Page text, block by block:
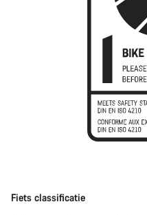
Fiets classificatie